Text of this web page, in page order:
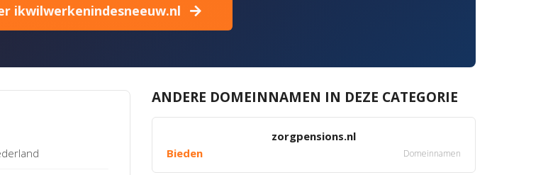
ikwilwerkenindesneeuw.nl
ANDERE DOMEINNAMEN IN DEZE CATEGORIE
zorgpensions.nl
Bieden
Domeinnamen